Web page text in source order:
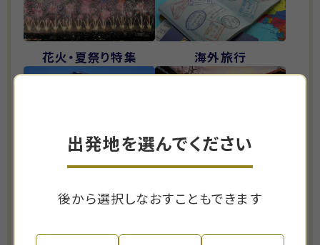
花火・夏祭り特集 海外旅行
化粧室付「夢紀行号」
の旅
宿泊ツアー特集
紅葉特集 美術館・観劇
出発地を選んでください
後から選択しなおすこともできます